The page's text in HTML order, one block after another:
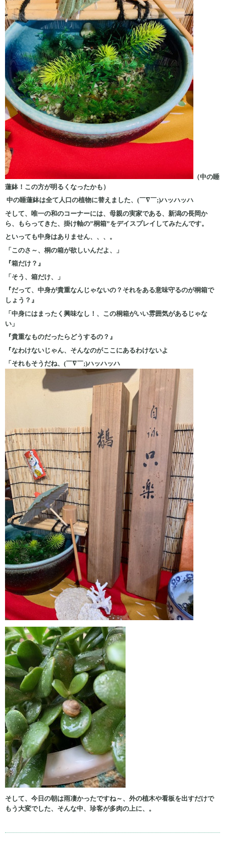
（中の睡
蓮鉢！この方が明るくなったかも）
中の睡蓮鉢は全て人口の植物に替えました、(￣∇￣;)ハッハッハ
そして、唯一の和のコーナーには、母親の実家である、新潟の長岡か
ら、もらってきた、掛け軸の”桐箱”をデイスプレイしてみたんです。
といっても中身はありません、、、。
「このさ～、桐の箱が欲しいんだよ、」
『箱だけ？』
「そう、箱だけ、」
『だって、中身が貴重なんじゃないの？それをある意味守るのが桐箱で
しょう？』
「中身にはまったく興味なし！、この桐箱がいい雰囲気があるじゃな
い」
『貴重なものだったらどうするの？』
『なわけないじゃん、そんなのがここにあるわけないよ
「それもそうだね、(￣∇￣;)ハッハッハ
そして、今日の朝は雨凄かったですね～、外の植木や看板を出すだけで
もう大変でした、そんな中、珍客が多肉の上に、。